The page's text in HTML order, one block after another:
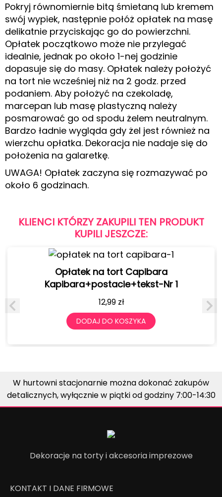
Pokryj równomiernie bitą śmietaną lub kremem
swój wypiek, następnie połóż opłatek na masę
delikatnie przyciskając go do powierzchni.
Opłatek początkowo może nie przylegać
idealnie, jednak po około 1-nej godzinie
dopasuje się do masy. Opłatek należy położyć
na tort nie wcześniej niż na 2 godz. przed
podaniem. Aby położyć na czekoladę,
marcepan lub masę plastyczną należy
posmarować go od spodu żelem neutralnym.
Bardzo ładnie wygląda gdy żel jest również na
wierzchu opłatka. Dekoracja nie nadaje się do
położenia na galaretkę.
UWAGA! Opłatek zaczyna się rozmazywać po
około 6 godzinach.
KLIENCI KTÓRZY ZAKUPILI TEN PRODUKT
KUPILI JESZCZE:
Opłatek na tort Capibara
Kapibara+postacie+tekst-Nr 1
12,99 zł
DODAJ DO KOSZYKA
W hurtowni stacjonarnie można dokonać zakupów
detalicznych, wyłącznie w piątki od godziny 7:00-14:30
Dekoracje na torty i akcesoria imprezowe
KONTAKT I DANE FIRMOWE